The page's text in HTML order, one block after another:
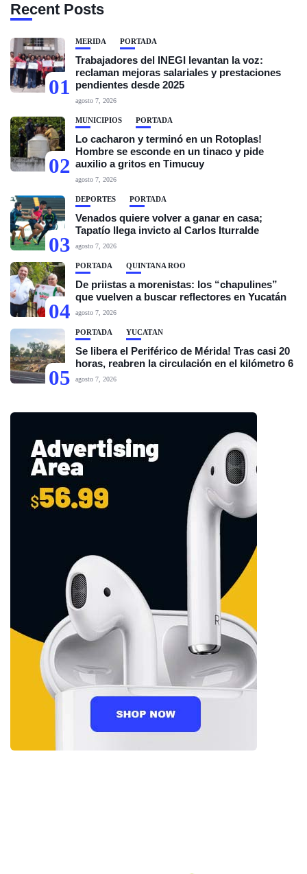
Recent Posts
01
MÉRIDA PORTADA
Trabajadores del INEGI levantan la voz:
reclaman mejoras salariales y prestaciones
pendientes desde 2025
agosto 7, 2026
02
MUNICIPIOS PORTADA
Lo cacharon y terminó en un Rotoplas!
Hombre se esconde en un tinaco y pide
auxilio a gritos en Timucuy
agosto 7, 2026
03
DEPORTES PORTADA
Venados quiere volver a ganar en casa;
Tapatío llega invicto al Carlos Iturralde
agosto 7, 2026
04
PORTADA QUINTANA ROO
De priistas a morenistas: los “chapulines”
que vuelven a buscar reflectores en Yucatán
agosto 7, 2026
05
PORTADA YUCATÁN
Se libera el Periférico de Mérida! Tras casi 20
horas, reabren la circulación en el kilómetro 6
agosto 7, 2026